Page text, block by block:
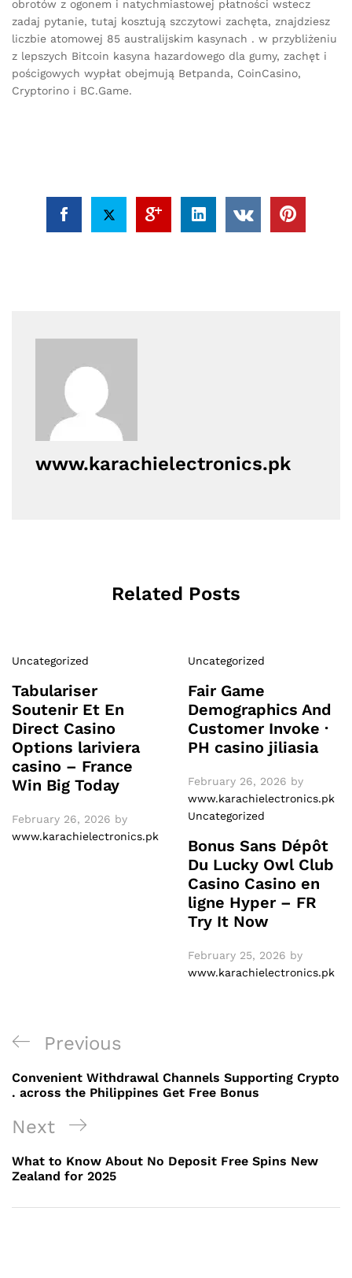
obrotów z ogonem i natychmiastowej płatności wstecz
zadaj pytanie, tutaj kosztują szczytowi zachęta, znajdziesz
liczbie atomowej 85 australijskim kasynach . w przybliżeniu
z lepszych Bitcoin kasyna hazardowego dla gumy, zachęt i
pościgowych wypłat obejmują Betpanda, CoinCasino,
Cryptorino i BC.Game.
www.karachielectronics.pk
Related Posts
Uncategorized
Tabulariser
Soutenir Et En
Direct Casino
Options lariviera
casino – France
Win Big Today
February 26, 2026 by
www.karachielectronics.pk
Uncategorized
Fair Game
Demographics And
Customer Invoke ·
PH casino jiliasia
February 26, 2026 by
www.karachielectronics.pk
Uncategorized
Bonus Sans Dépôt
Du Lucky Owl Club
Casino Casino en
ligne Hyper – FR
Try It Now
February 25, 2026 by
www.karachielectronics.pk
Post
navigation
Previous
Post
Previous
Convenient Withdrawal Channels Supporting Crypto
. across the Philippines Get Free Bonus
Next
Post
Next
What to Know About No Deposit Free Spins New
Zealand for 2025